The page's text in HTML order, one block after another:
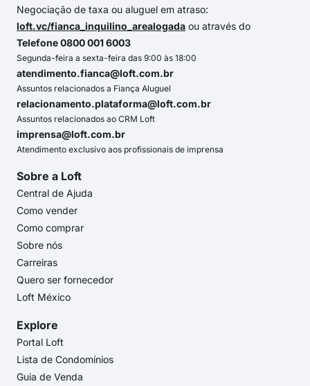
Negociação de taxa ou aluguel em atraso:
loft.vc/fianca_inquilino_arealogada ou através do
Telefone 0800 001 6003
Segunda-feira a sexta-feira das 9:00 às 18:00
atendimento.fianca@loft.com.br
Assuntos relacionados a Fiança Aluguel
relacionamento.plataforma@loft.com.br
Assuntos relacionados ao CRM Loft
imprensa@loft.com.br
Atendimento exclusivo aos profissionais de imprensa
Sobre a Loft
Central de Ajuda
Como vender
Como comprar
Sobre nós
Carreiras
Quero ser fornecedor
Loft México
Explore
Portal Loft
Lista de Condomínios
Guia de Venda